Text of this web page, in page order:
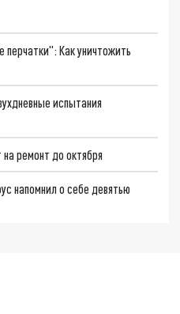
перчатки": Как уничтожить
испытания
ремонт до октября
напомнил о себе девятью